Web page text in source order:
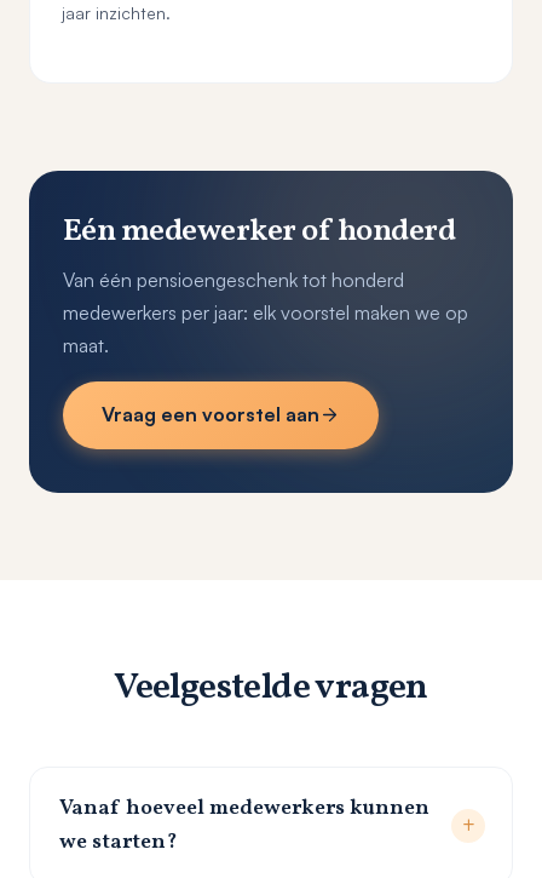
jaar inzichten.
Eén medewerker of honderd
Van één pensioengeschenk tot honderd
medewerkers per jaar: elk voorstel maken we op
maat.
Vraag een voorstel aan
Veelgestelde vragen
Vanaf hoeveel medewerkers kunnen
we starten?